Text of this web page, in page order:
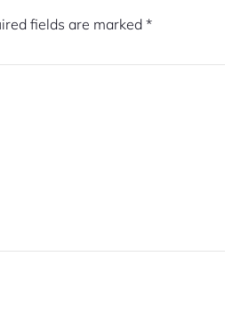
fields are marked*